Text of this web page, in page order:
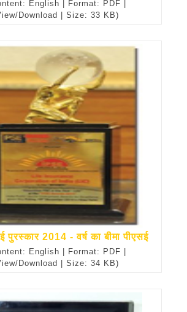
English | Format: PDF |
Download | Size: 33 KB)
पुरस्कार 2014 - वर्ष का बीमा पीएसई
English | Format: PDF |
Download | Size: 34 KB)